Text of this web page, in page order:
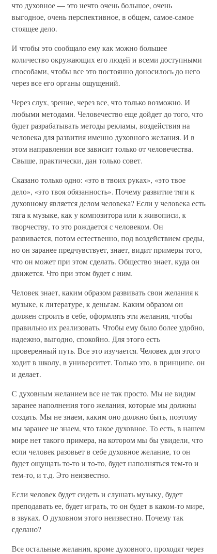
что духовное — это нечто очень большое, очень
выгодное, очень перспективное, в общем, самое-самое
стоящее дело.
И чтобы это сообщало ему как можно большее
количество окружающих его людей и всеми доступными
способами, чтобы все это постоянно доносилось до него
через все его органы ощущений.
Через слух, зрение, через все, что только возможно. И
любыми методами. Человечество еще дойдет до того, что
будет разрабатывать методы рекламы, воздействия на
человека для развития именно духовного желания. И в
этом направлении все зависит только от человечества.
Свыше, практически, дан только совет.
Сказано только одно: «это в твоих руках», «это твое
дело», «это твоя обязанность». Почему развитие тяги к
духовному является делом человека? Если у человека есть
тяга к музыке, как у композитора или к живописи, к
творчеству, то это рождается с человеком. Он
развивается, потом естественно, под воздействием среды,
но он заранее предчувствует, знает, видит примеры того,
что он может при этом сделать. Общество знает, куда он
движется. Что при этом будет с ним.
Человек знает, каким образом развивать свои желания к
музыке, к литературе, к деньгам. Каким образом он
должен строить в себе, оформлять эти желания, чтобы
правильно их реализовать. Чтобы ему было более удобно,
надежно, выгодно, спокойно. Для этого есть
проверенный путь. Все это изучается. Человек для этого
ходит в школу, в университет. Только это, в принципе, он
и делает.
С духовным желанием все не так просто. Мы не видим
заранее наполнения того желания, которые мы должны
создать. Мы не знаем, каким оно должно быть, поэтому
мы заранее не знаем, что такое духовное. То есть, в нашем
мире нет такого примера, на котором мы бы увидели, что
если человек разовьет в себе духовное желание, то он
будет ощущать то-то и то-то, будет наполняться тем-то и
тем-то, и т.д. Это неизвестно.
Если человек будет сидеть и слушать музыку, будет
преподавать ее, будет играть, то он будет в каком-то мире,
в звуках. О духовном этого неизвестно. Почему так
сделано?
Все остальные желания, кроме духовного, проходят через